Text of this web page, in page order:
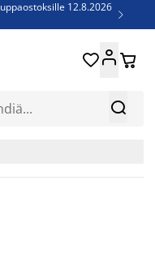
12.8.2026

60% 
 